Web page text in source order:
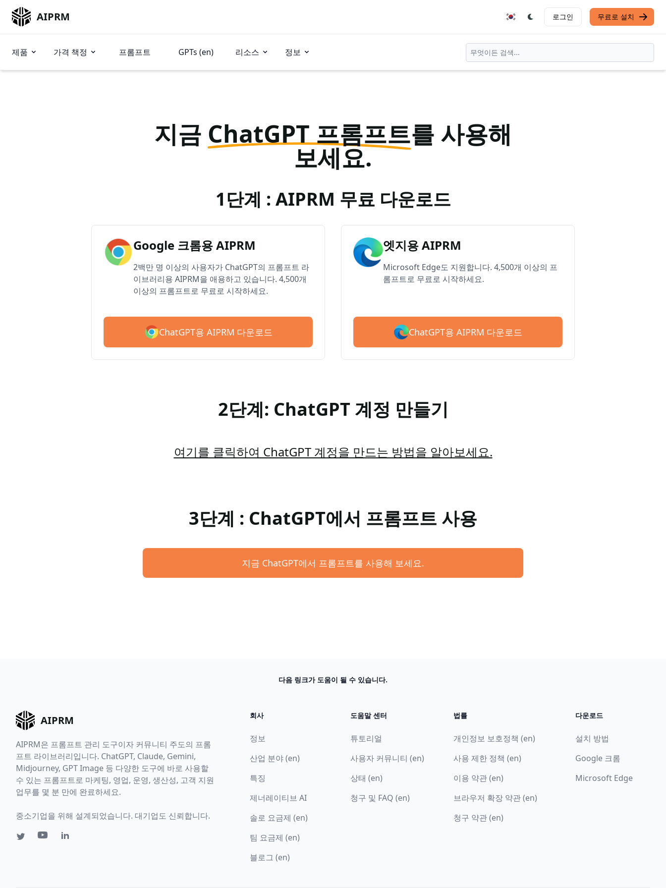
AIPRM 로그인 무료로 설치
제품 가격 책정 프롬프트 GPTs (en) 리소스 정보
지금 ChatGPT 프롬프트를 사용해
보세요.
1단계 : AIPRM 무료 다운로드
Google 크롬용 AIPRM
2백만 명 이상의 사용자가 ChatGPT의 프롬프트 라
이브러리용 AIPRM을 애용하고 있습니다. 4,500개
이상의 프롬프트로 무료로 시작하세요.
ChatGPT용 AIPRM 다운로드
엣지용 AIPRM
Microsoft Edge도 지원합니다. 4,500개 이상의 프
롬프트로 무료로 시작하세요.
ChatGPT용 AIPRM 다운로드
2단계: ChatGPT 계정 만들기
여기를 클릭하여 ChatGPT 계정을 만드는 방법을 알아보세요.
3단계 : ChatGPT에서 프롬프트 사용
지금 ChatGPT에서 프롬프트를 사용해 보세요.
다음 링크가 도움이 될 수 있습니다.
AIPRM
AIPRM은 프롬프트 관리 도구이자 커뮤니티 주도의 프롬
프트 라이브러리입니다. ChatGPT, Claude, Gemini,
Midjourney, GPT Image 등 다양한 도구에 바로 사용할
수 있는 프롬프트로 마케팅, 영업, 운영, 생산성, 고객 지원
업무를 몇 분 만에 완료하세요.
중소기업을 위해 설계되었습니다. 대기업도 신뢰합니다.
회사
정보
산업 분야 (en)
특징
제너레이티브 AI
솔로 요금제 (en)
팀 요금제 (en)
블로그 (en)
도움말 센터
튜토리얼
사용자 커뮤니티 (en)
상태 (en)
청구 및 FAQ (en)
법률
개인정보 보호정책 (en)
사용 제한 정책 (en)
이용 약관 (en)
브라우저 확장 약관 (en)
청구 약관 (en)
다운로드
설치 방법
Google 크롬
Microsoft Edge